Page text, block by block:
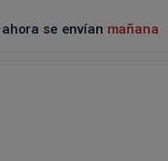
se envían mañana